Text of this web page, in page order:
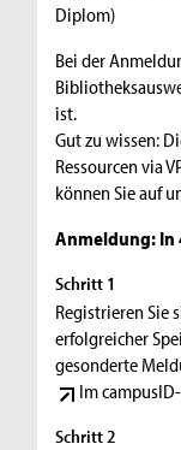
Diplom)
Bei der
ist.
Gut zu wissen:
Ressourcen via
können Sie auf
Anmeldung: In
Schritt 1
Registrieren Sie
erfolgreicher
gesonderte
Im
Schritt 2